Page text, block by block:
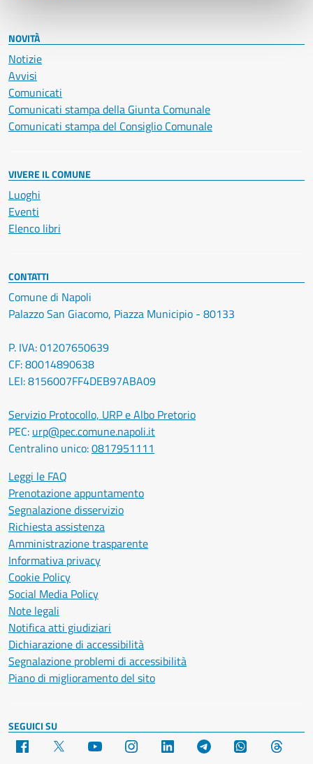
NOVITÀ
Notizie
Avvisi
Comunicati
Comunicati stampa della Giunta Comunale
Comunicati stampa del Consiglio Comunale
VIVERE IL COMUNE
Luoghi
Eventi
Elenco libri
CONTATTI
Comune di Napoli
Palazzo San Giacomo, Piazza Municipio - 80133
P. IVA: 01207650639
CF: 80014890638
LEI: 8156007FF4DEB97ABA09
Servizio Protocollo, URP e Albo Pretorio
PEC: urp@pec.comune.napoli.it
Centralino unico:0817951111
Leggi le FAQ
Prenotazione appuntamento
Segnalazione disservizio
Richiesta assistenza
Amministrazione trasparente
Informativa privacy
Cookie Policy
Social Media Policy
Note legali
Notifica atti giudiziari
Dichiarazione di accessibilità
Segnalazione problemi di accessibilità
Piano di miglioramento del sito
SEGUICI SU
Facebook YouTube Instagram LinkedIn Telegram WhatsApp